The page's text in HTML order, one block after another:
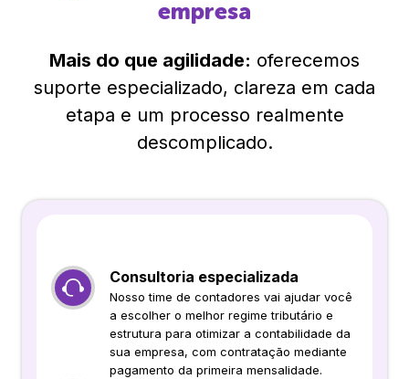
empresa
Mais do que agilidade: oferecemos
suporte especializado, clareza em cada
etapa e um processo realmente
descomplicado.
Consultoria especializada
Nosso time de contadores vai ajudar você
a escolher o melhor regime tributário e
estrutura para otimizar a contabilidade da
sua empresa, com contratação mediante
pagamento da primeira mensalidade.